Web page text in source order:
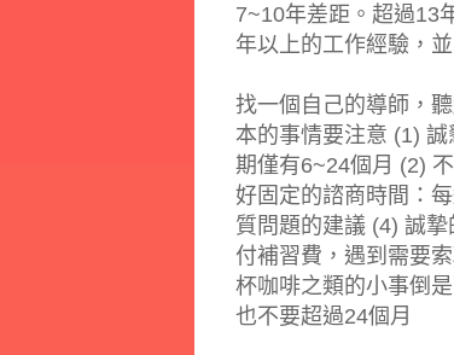
7~10年差距。超過13
年以上的工作經驗，
找一個自己的導師，
本的事情要注意 (1)
期僅有6~24個月 (2)
好固定的諮商時間：
質問題的建議 (4) 誠
付補習費，遇到需要
杯咖啡之類的小事倒
也不要超過24個月